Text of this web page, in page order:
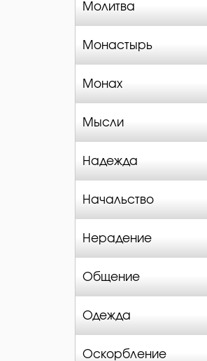
Молитва
Монастырь
Монах
Мысли
Надежда
Начальство
Нерадение
Общение
Одежда
Оскорбление